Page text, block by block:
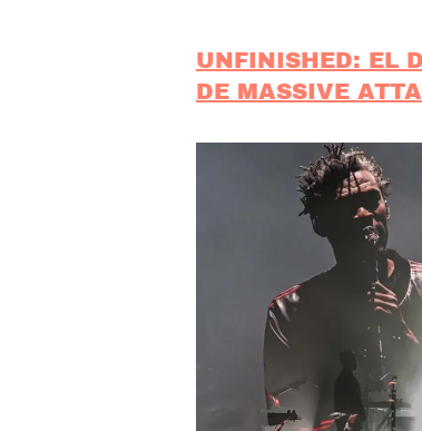
UNFINISHED: EL
DE MASSIVE